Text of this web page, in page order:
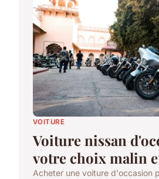
VOITURE
Voiture nissan
votre choix malin
Acheter une voiture d'occasion